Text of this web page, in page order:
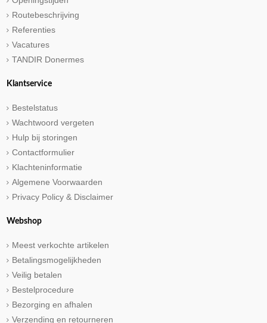
Routebeschrijving
Referenties
Vacatures
TANDIR Donermes
Klantservice
Bestelstatus
Wachtwoord vergeten
Hulp bij storingen
Contactformulier
Klachteninformatie
Algemene Voorwaarden
Privacy Policy & Disclaimer
Webshop
Meest verkochte artikelen
Betalingsmogelijkheden
Veilig betalen
Bestelprocedure
Bezorging en afhalen
Verzending en retourneren